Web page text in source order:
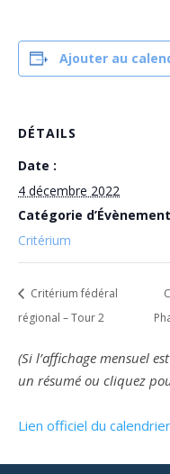
Ajouter au
DÉTAILS
Date :
4 décembre 2022
Catégorie
Critérium
Critérium fédéral
régional – Tour 2
(Si l’affichage mensuel
un résumé ou cliquez
Lien officiel du